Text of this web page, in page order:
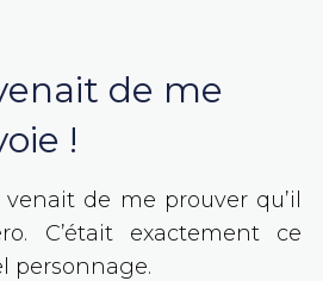
de me
!
de me prouver qu’il
C’était exactement ce
personnage.